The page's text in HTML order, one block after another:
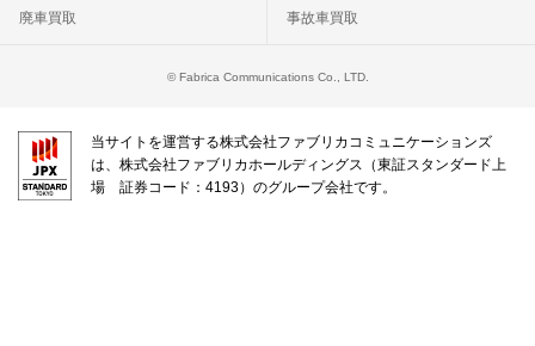
廃車買取 事故車買取
© Fabrica Communications Co., LTD.
当サイトを運営する株式会社ファブリカコミュニケーションズ
は、株式会社ファブリカホールディングス（東証スタンダード上
場 証券コード：4193）のグループ会社です。